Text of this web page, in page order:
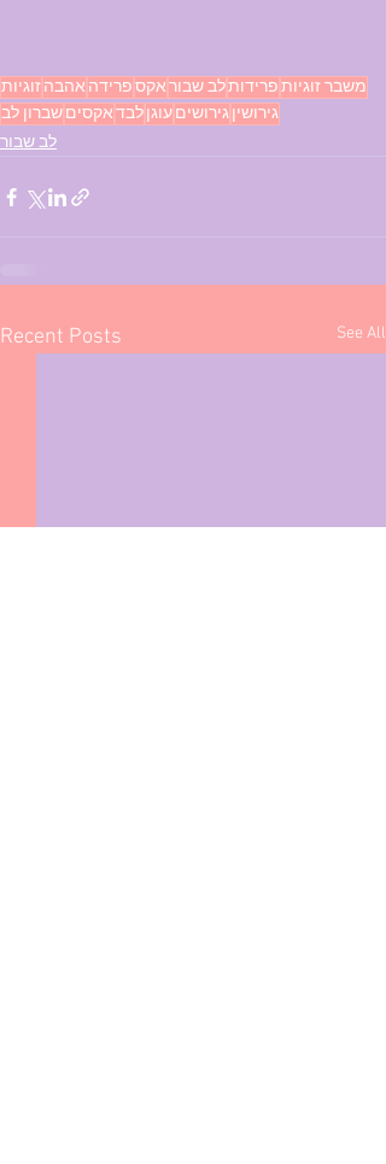
זוגיותאהבה פרידהאקסלב שבורפרידותמשבר זוגיות
שברון לבאקסיםלבדעוגןגירושיםגירושין
לב שבור
Recent Posts See All